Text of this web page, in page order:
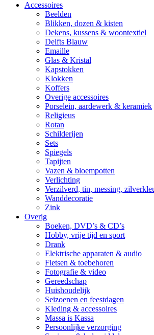
Accessoires
Beelden
Blikken, dozen & kisten
Dekens, kussens & woontextiel
Delfts Blauw
Emaille
Glas & Kristal
Kapstokken
Klokken
Koffers
Overige accessoires
Porselein, aardewerk & keramiek
Religieus
Rotan
Schilderijen
Sets
Spiegels
Tapijten
Vazen & bloempotten
Verlichting
Verzilverd, tin, messing,
Wanddecoratie
Zink
Overig
Boeken, DVD’s & CD’s
Hobby, vrije tijd en sport
Drank
Elektrische apparaten & audio
Fietsen & toebehoren
Fotografie & video
Gereedschap
Huishoudelijk
Seizoenen en feestdagen
Kleding & accessoires
Massa is Kassa
Persoonlijke verzorging